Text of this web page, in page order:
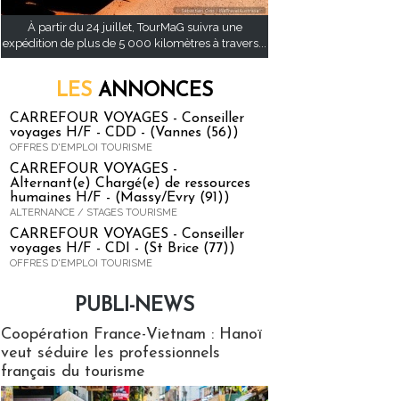
À partir du 24 juillet, TourMaG suivra une
expédition de plus de 5 000 kilomètres à travers...
LES ANNONCES
CARREFOUR VOYAGES - Conseiller
voyages H/F - CDD - (Vannes (56))
OFFRES D'EMPLOI TOURISME
CARREFOUR VOYAGES -
Alternant(e) Chargé(e) de ressources
humaines H/F - (Massy/Evry (91))
ALTERNANCE / STAGES TOURISME
CARREFOUR VOYAGES - Conseiller
voyages H/F - CDI - (St Brice (77))
OFFRES D'EMPLOI TOURISME
PUBLI-NEWS
Coopération France-Vietnam : Hanoï
veut séduire les professionnels
français du tourisme